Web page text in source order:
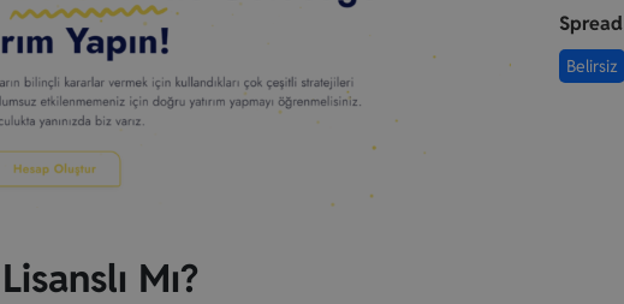
Mı?
Spread
Belirsiz